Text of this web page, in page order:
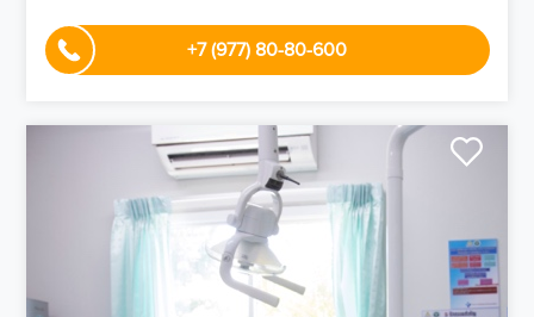
+7 (977) 80-80-600